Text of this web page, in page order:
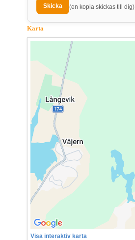
(en kopia skickas till dig)
Karta
Visa interaktiv karta